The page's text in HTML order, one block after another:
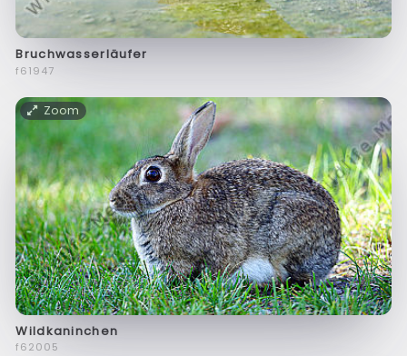
Bruchwasserläufer
f61947
Zoom
Wildkaninchen
f62005